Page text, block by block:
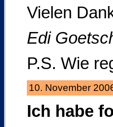
Vielen
Edi
P.S. Wie
10. November
Ich habe